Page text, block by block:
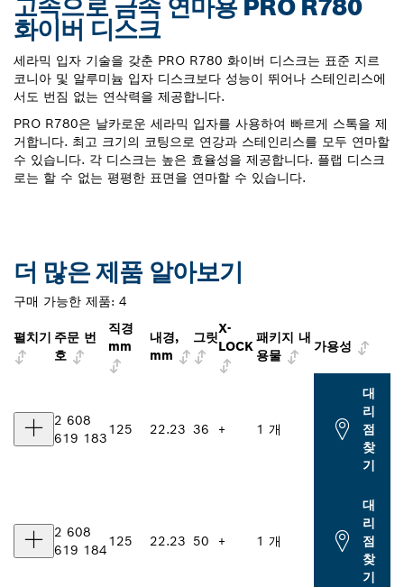
고속으로 금속 연마용 PRO R780
화이버 디스크
세라믹 입자 기술을 갖춘 PRO R780 화이버 디스크는 표준 지르
코니아 및 알루미늄 입자 디스크보다 성능이 뛰어나 스테인리스에
서도 번짐 없는 연삭력을 제공합니다.
PRO R780은 날카로운 세라믹 입자를 사용하여 빠르게 스톡을 제
거합니다. 최고 크기의 코팅으로 연강과 스테인리스를 모두 연마할
수 있습니다. 각 디스크는 높은 효율성을 제공합니다. 플랩 디스크
로는 할 수 없는 평평한 표면을 연마할 수 있습니다.
더 많은 제품 알아보기
구매 가능한 제품: 4
펼치기 주문 번
호
직경
mm
내경,
mm
그릿
X-
LOCK
패키지 내
용물
가용성
2 608
619 183
125 22.23 36 + 1 개
대
리
점
찾
기
2 608
619 184
125 22.23 50 + 1 개
대
리
점
찾
기